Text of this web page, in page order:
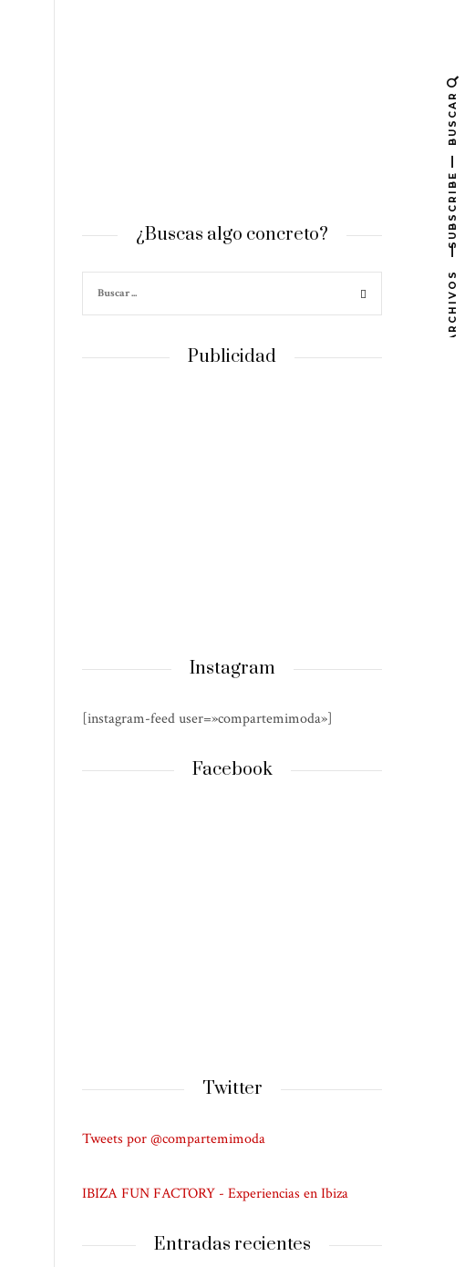
¿Buscas algo concreto?
Publicidad
Instagram
[instagram-feed user=»compartemimoda»]
Facebook
Twitter
Tweets por @compartemimoda
IBIZA FUN FACTORY - Experiencias en Ibiza
Entradas recientes
BUSCAR
SUBSCRIBE
ARCHIVOS